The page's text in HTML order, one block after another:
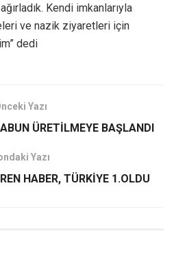
Kendi imkanlarıyla
ve nazik ziyaretleri için
dedi
Yazı
ÜRETİLMEYE BAŞLANDI
Yazı
HABER, TÜRKİYE 1.OLDU